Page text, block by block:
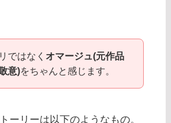
ではなく オマージュ(元作品
意)をちゃんと感じます。
ーリーは以下のようなもの。